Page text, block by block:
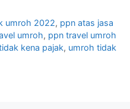
umroh 2022, ppn atas jasa
umroh, ppn travel umroh
kena pajak, umroh tidak